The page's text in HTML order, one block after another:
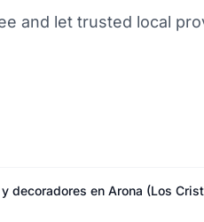
and let trusted local
decoradores en Arona (Los